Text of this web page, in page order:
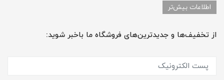
اطلاعات بیش‌تر
از تخفیف‌ها و جدیدترین‌های فروشگاه ما باخبر شوید: